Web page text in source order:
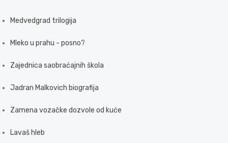
Medvedgrad trilogija
Mleko u prahu - posno?
Zajednica saobraćajnih škola
Jadran Malkovich biografija
Zamena vozačke dozvole od kuće
Lavaš hleb